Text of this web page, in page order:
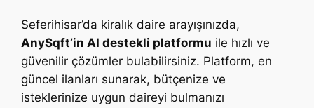
Seferihisar’da kiralık daire arayışınızda,
AnySqft’in AI destekli platformu ile hızlı ve
güvenilir çözümler bulabilirsiniz. Platform, en
güncel ilanları sunarak, bütçenize ve
isteklerinize uygun daireyi bulmanızı